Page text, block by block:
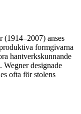
(1914–2007) anses
formgivarna
hantverkskunnande
Wegner designade
ofta för stolens